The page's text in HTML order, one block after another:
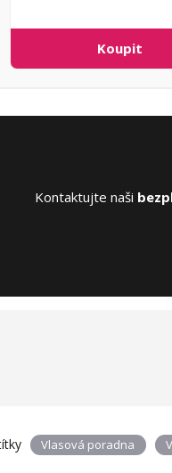
Koupit
Kontaktujte naši
Vlasová poradna